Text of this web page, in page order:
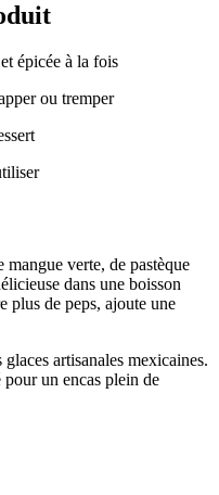
épicée à la fois
ou tremper
verte, de pastèque
dans une boisson
plus de peps, ajoute une
glaces artisanales mexicaines.
un encas plein de